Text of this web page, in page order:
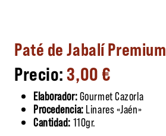
Paté de Jabalí Premium
3,00€
Elaborador:Gourmet Cazorla
Procedencia: Linares «Jaén»
Cantidad: 110gr.